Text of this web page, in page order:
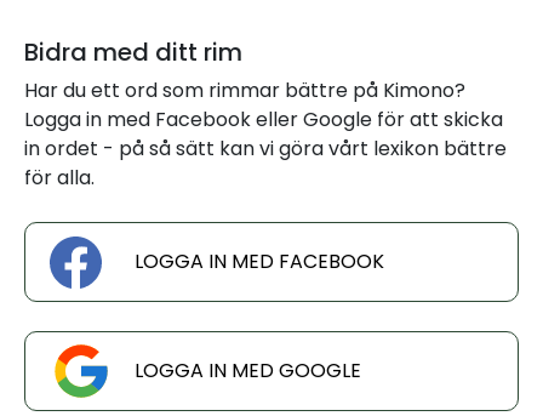
Bidra med ditt rim
Har du ett ord som rimmar bättre på Kimono?
Logga in med Facebook eller Google för att skicka
in ordet - på så sätt kan vi göra vårt lexikon bättre
för alla.
LOGGA IN MED FACEBOOK
LOGGA IN MED GOOGLE